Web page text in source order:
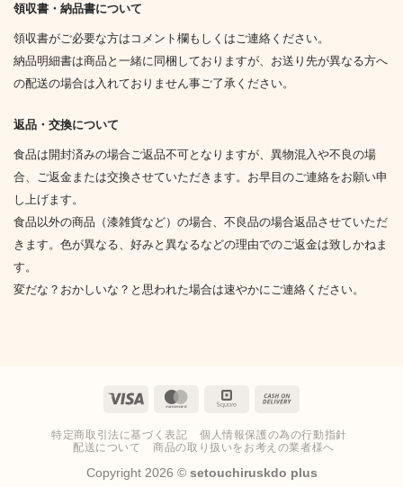
領収書・納品書について
領収書がご必要な方はコメント欄もしくはご連絡ください。
納品明細書は商品と一緒に同梱しておりますが、お送り先が異なる方へ
の配送の場合は入れておりません事ご了承ください。
返品・交換について
食品は開封済みの場合ご返品不可となりますが、異物混入や不良の場
合、ご返金または交換させていただきます。お早目のご連絡をお願い申
し上げます。
食品以外の商品（漆雑貨など）の場合、不良品の場合返品させていただ
きます。色が異なる、好みと異なるなどの理由でのご返金は致しかねま
す。
変だな？おかしいな？と思われた場合は速やかにご連絡ください。
Visa MasterCardSquare
Delivery
特定商取引法に基づく表記
個人情報保護の為の行動指針
配送について
商品の取り扱いをお考えの業者様へ
Copyright 2026 © setouchiruskdo plus